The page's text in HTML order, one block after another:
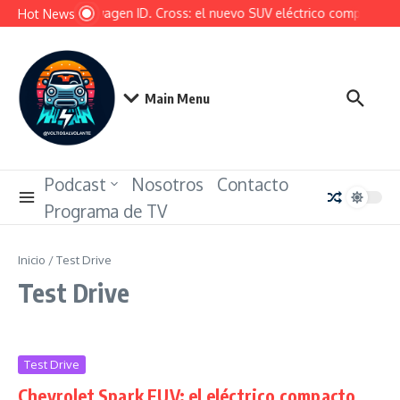
Saltar al contenido
Hot NewsVolkswagen ID. Cross: el nuevo SUV eléctrico compacto
Main Menu
Podcast Nosotros
Contacto
Programa de TV
Inicio /Test Drive
Test Drive
Test Drive
Chevrolet Spark EUV: el eléctrico compacto